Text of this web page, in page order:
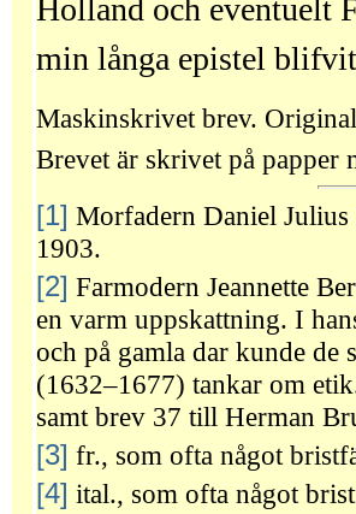
Holland och eventuelt
min långa epistel
Maskinskrivet brev.
Brevet är skrivet på papper
[1] Morfadern Daniel
1903.
[2] Farmodern Jeannette
en varm uppskattning. I
och på gamla dar kunde de
(1632–1677) tankar om
samt brev 37 till Herman
[3] fr., som ofta något
[4] ital., som ofta något